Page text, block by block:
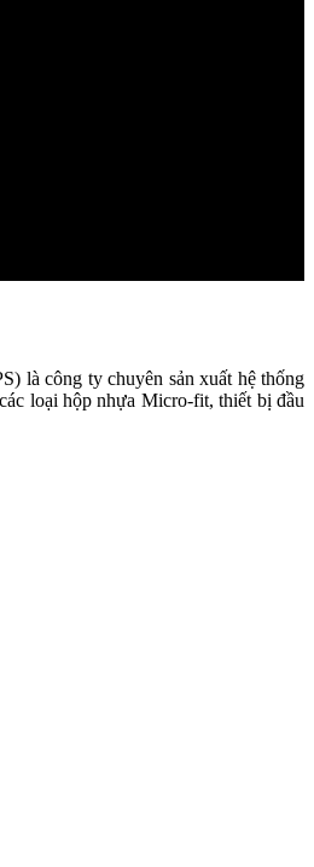
là công ty chuyên sản xuất hệ thống
loại hộp nhựa Micro-fit, thiết bị đầu